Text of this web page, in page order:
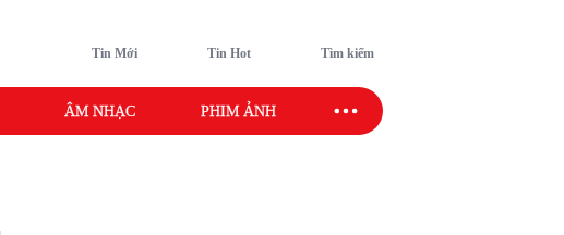
Tin Mới Tin Hot Tìm kiếm
ÂM NHẠC PHIM ẢNH SAO SPORT